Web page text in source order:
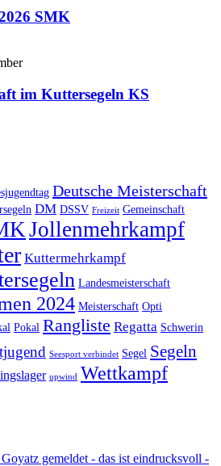
SMK
im Kuttersegeln KS
Deutsche Meisterschaft
DM DSSV Freizeit Gemeinschaft
Jollenmehrkampf
Kuttermehrkampf
Landesmeisterschaft
2024 Meisterschaft Opti
Pokal Rangliste Regatta Schwerin
Seesport verbindet Segel Segeln
upwind Wettkampf
gemeldet - das ist eindrucksvoll -